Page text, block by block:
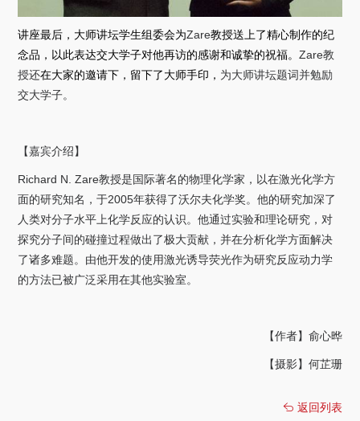
讲座最后，大师讲坛学生组委会为Zare教授送上了精心制作的纪
念品，以此表达交大学子对他再访的感谢和诚挚的祝福。Zare教
授还在大家的邀请下，留下了大师手印， 为大师讲坛题词并勉励
交大学子。
【嘉宾介绍】
Richard N. Zare教授是国际著名的物理化学家，以在激光化学方
面的研究知名，于2005年获得了沃尔夫化学奖。他的研究加深了
人类对分子水平上化学反应的认识。他通过实验和理论研究，对
探究分子间的碰撞过程做出了极大贡献，并在分析化学方面解决
了诸多难题。由他开发的使用激光诱导荧光作为研究反应动力学
的方法已被广泛采用在其他实验室。
【作者】俞心晔
【摄影】何芷珊
返回列表